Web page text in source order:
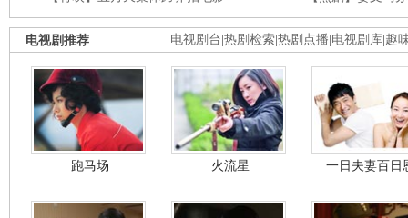
电视剧台 热剧检索 热剧点播 电视剧库 趣
电视剧推荐
跑马场 火流星 一日夫妻百日